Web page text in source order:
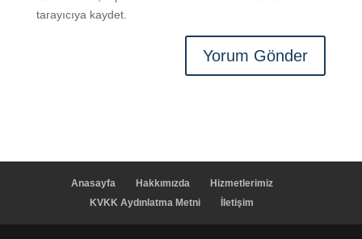
tarayıcıya kaydet.
Anasayfa Hakkımızda
Hizmetlerimiz
KVKK Aydınlatma Metni
İletişim